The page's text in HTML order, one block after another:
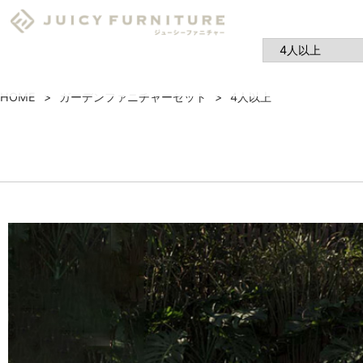
HOME ガーデンファニチャーセット 4人以上